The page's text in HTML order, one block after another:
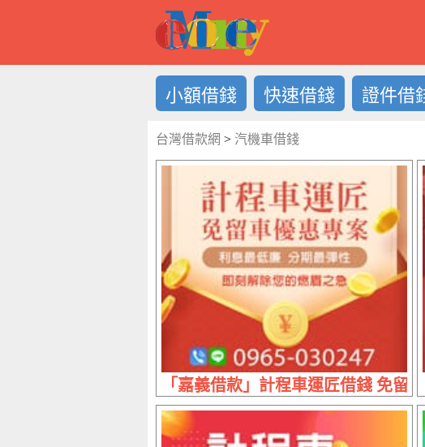
小額借錢 快速借錢 證件借
台灣借款網 > 汽機車借錢
「嘉義借款」計程車運匠借錢 免留